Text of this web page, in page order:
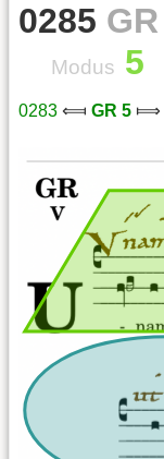
0285 GR
Modus 5
0283 ⟽ GR 5 ⟾